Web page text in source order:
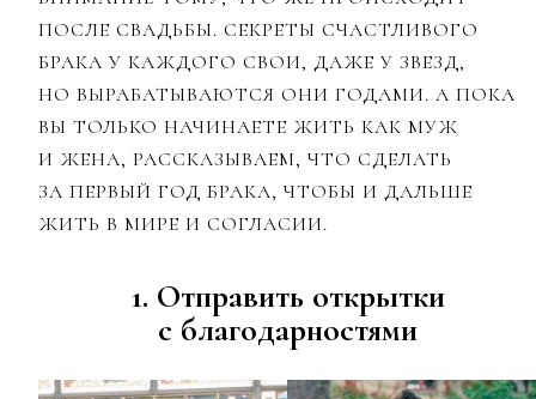
ПОСЛЕ СВАДЬБЫ. СЕКРЕТЫ СЧАСТЛИВОГО
БРАКА У КАЖДОГО СВОИ, ДАЖЕ У ЗВЕЗД,
НО ВЫРАБАТЫВАЮТСЯ ОНИ ГОДАМИ. А ПОКА
ВЫ ТОЛЬКО НАЧИНАЕТЕ ЖИТЬ КАК МУЖ
И ЖЕНА, РАССКАЗЫВАЕМ, ЧТО СДЕЛАТЬ
ЗА ПЕРВЫЙ ГОД БРАКА, ЧТОБЫ И ДАЛЬШЕ
ЖИТЬ В МИРЕ И СОГЛАСИИ.
1. Отправить открытки
с благодарностями